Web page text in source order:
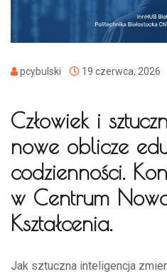
pcybulski 19 czerwca, 2026
Człowiek i
nowe oblicze
codzienności.
w Centrum
Kształcenia.
Jak sztuczna inteligencja